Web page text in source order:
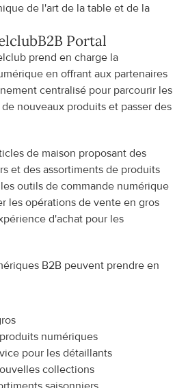
de l'art de la table et de la
B2B Portal
prend en charge la
en offrant aux partenaires
centralisé pour parcourir les
nouveaux produits et passer des
de maison proposant des
et des assortiments de produits
outils de commande numérique
les opérations de vente en gros
d'achat pour les
B2B peuvent prendre en
numériques
pour les détaillants
collections